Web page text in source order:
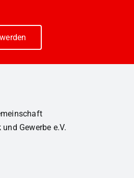
Gewerbe e.V.